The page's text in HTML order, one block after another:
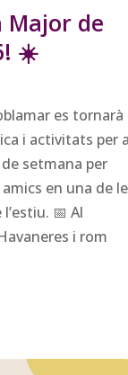
Major de
☀️
es tornarà
i activitats per a
setmana per
en una de
📅 Al
i rom